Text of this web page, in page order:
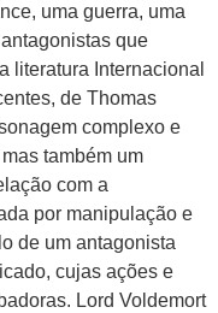
uma guerra, uma
que
literatura Internacional
de Thomas
complexo e
também um
com a
por manipulação e
de um antagonista
cujas ações e
Lord Voldemort